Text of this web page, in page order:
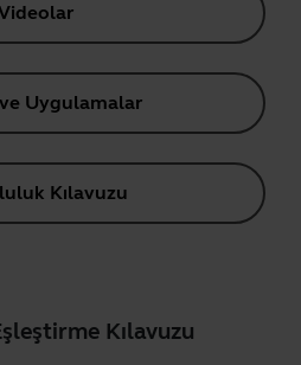
ve Uygulamalar
Kılavuzu
Kılavuzu